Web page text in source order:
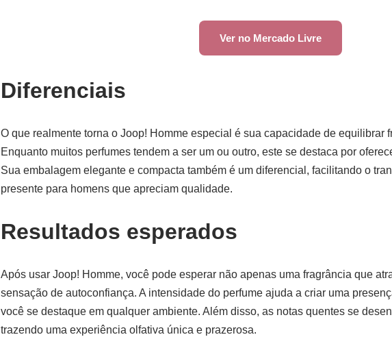
Ver no Mercado Livre
Diferenciais
O que realmente torna o Joop! Homme especial é sua capacidade de equilibrar
Enquanto muitos perfumes tendem a ser um ou outro, este se destaca por
Sua embalagem elegante e compacta também é um diferencial, facilitando o
presente para homens que apreciam qualidade.
Resultados esperados
Após usar Joop! Homme, você pode esperar não apenas uma fragrância que
sensação de autoconfiança. A intensidade do perfume ajuda a criar uma
você se destaque em qualquer ambiente. Além disso, as notas quentes se
trazendo uma experiência olfativa única e prazerosa.